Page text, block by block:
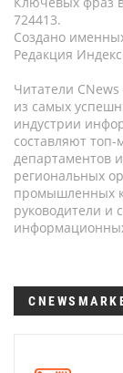
724413.
Создано
Редакция
Читатели
из самых
индустрии
составляют
департаментов
региональных
промышленных
руководители и